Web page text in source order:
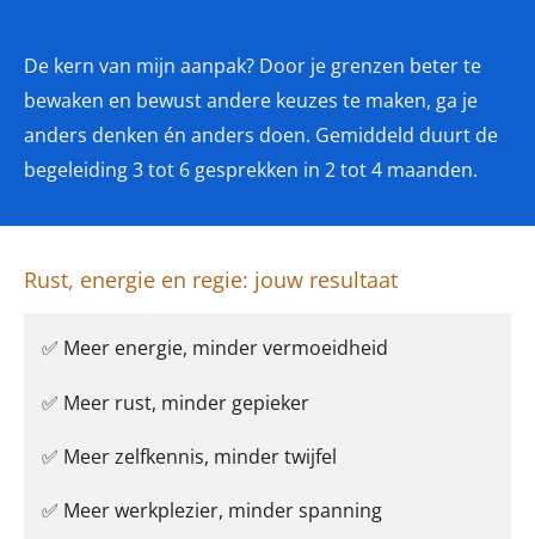
De kern van mijn aanpak? Door je grenzen beter te
bewaken en bewust andere keuzes te maken, ga je
anders denken én anders doen. Gemiddeld duurt de
begeleiding 3 tot 6 gesprekken in 2 tot 4 maanden.
Rust, energie en regie: jouw resultaat
✅ Meer energie, minder vermoeidheid
✅ Meer rust, minder gepieker
✅ Meer zelfkennis, minder twijfel
✅ Meer werkplezier, minder spanning